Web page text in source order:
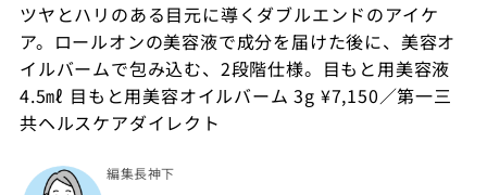
ツヤとハリのある目元に導くダブルエンドのアイケ
ア。ロールオンの美容液で成分を届けた後に、美容オ
イルバームで包み込む、2段階仕様。目もと用美容液
4.5㎖ 目もと用美容オイルバーム 3g ¥7,150／第一三
共ヘルスケアダイレクト
編集長神下